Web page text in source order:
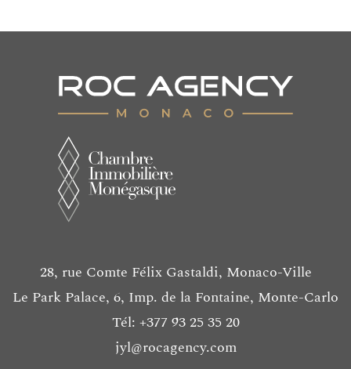
28, rue Comte Félix Gastaldi, Monaco-Ville
Le Park Palace, 6, Imp. de la Fontaine, Monte-Carlo
Tél: +377 93 25 35 20
jyl@rocagency.com